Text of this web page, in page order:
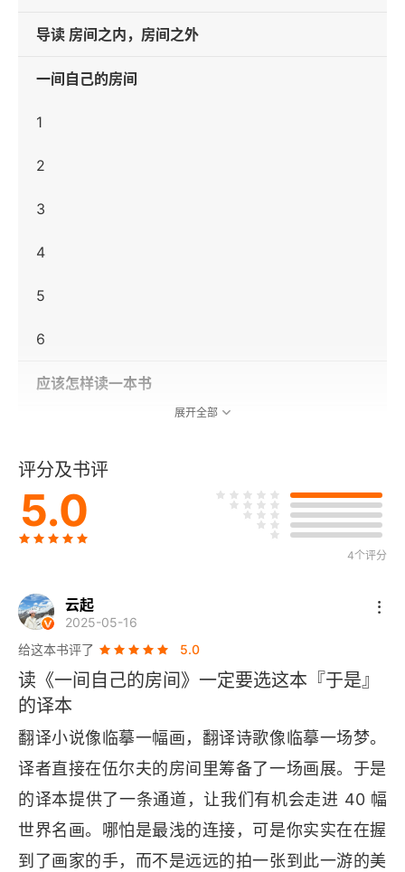
导读 房间之内，房间之外
一间自己的房间
1
2
3
4
5
6
应该怎样读一本书
画家小传
展开全部
评分及书评
5.0
4个评分
云起
2025-05-16
给这本书评了
5.0
读《一间自己的房间》一定要选这本『于是』
的译本
翻译小说像临摹一幅画，翻译诗歌像临摹一场梦。
译者直接在伍尔夫的房间里筹备了一场画展。于是
的译本提供了一条通道，让我们有机会走进 40 幅
世界名画。哪怕是最浅的连接，可是你实实在在握
到了画家的手，而不是远远的拍一张到此一游的美